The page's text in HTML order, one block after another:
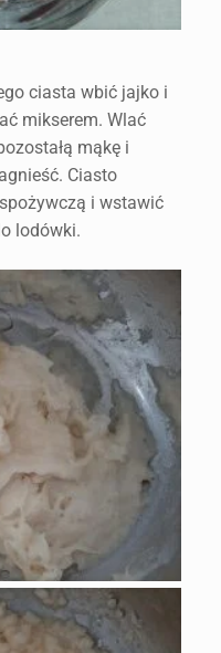
ciasta wbić jajko i
mikserem. Wlać
mąkę i
Ciasto
i wstawić
lodówki.